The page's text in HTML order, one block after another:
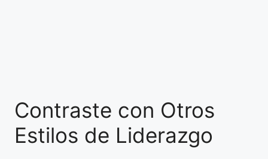
Contraste con Otros
Estilos de Liderazgo